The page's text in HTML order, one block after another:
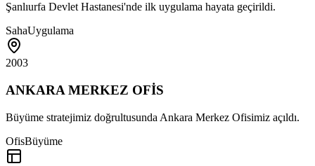
Şanlıurfa Devlet Hastanesi'nde ilk uygulama hayata geçirildi.
SahaUygulama
2003
ANKARA MERKEZ OFİS
Büyüme stratejimiz doğrultusunda Ankara Merkez Ofisimiz açıldı.
OfisBüyüme